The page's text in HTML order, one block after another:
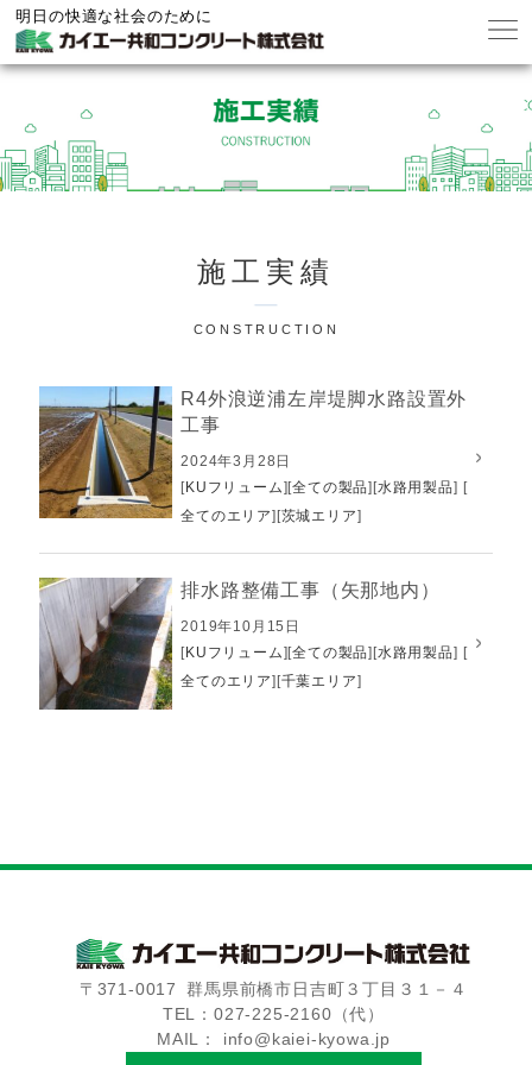
明日の快適な社会のために
施工実績
CONSTRUCTION
R4外浪逆浦左岸堤脚水路設置外
工事
2024年3月28日
[KUフリューム][全ての製品][水路用製品] [
全てのエリア][茨城エリア]
排水路整備工事（矢那地内）
2019年10月15日
[KUフリューム][全ての製品][水路用製品] [
全てのエリア][千葉エリア]
〒371-0017
群馬県前橋市日吉町３丁目３１－４
TEL：027-225-2160（代）
MAIL： info@kaiei-kyowa.jp